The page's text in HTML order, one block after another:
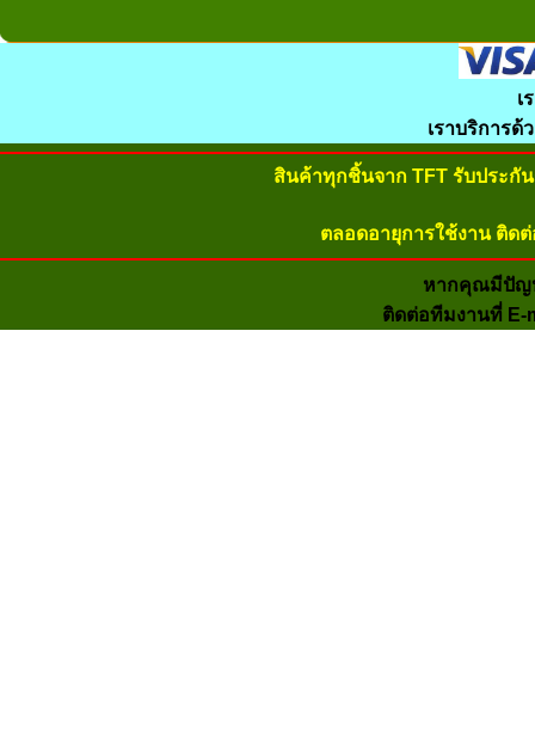
เ
เราบริการ
สินค้าทุกชิ้นจาก TFT รับประกั
ตลอดอายุการใช้งาน ติด
หากคุณมีปัญ
ติดต่อทีมงานที่ E-